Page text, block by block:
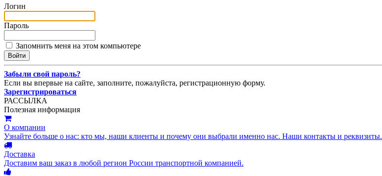
Логин
Пароль
Запомнить меня на этом компьютере
Забыли свой пароль?
Если вы впервые на сайте, заполните, пожалуйста, регистрационную форму.
Зарегистрироваться
РАССЫЛКА
Полезная информация
О компании
Узнайте больше о нас: кто мы, наши клиенты и почему они выбрали именно нас. Наши контакты и реквизиты.
Доставка
Доставим ваш заказ в любой регион России транспортной компанией.